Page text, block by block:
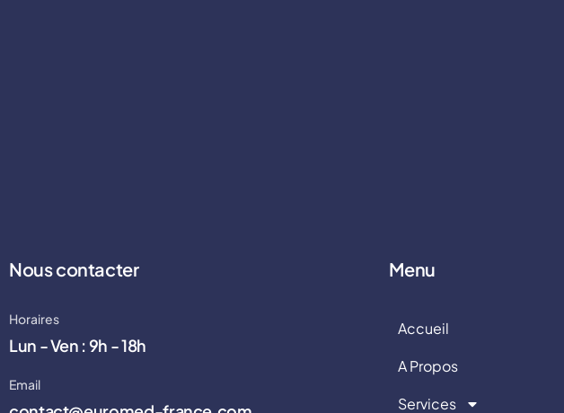
Nous contacter
Horaires
Lun - Ven : 9h - 18h
Email
Menu
Accueil
A Propos
Services